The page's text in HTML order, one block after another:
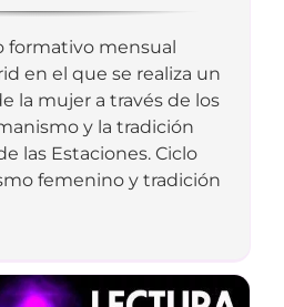
formativo mensual
en el que se realiza un
la mujer a través de los
y la tradición
las Estaciones. Ciclo
femenino y tradición